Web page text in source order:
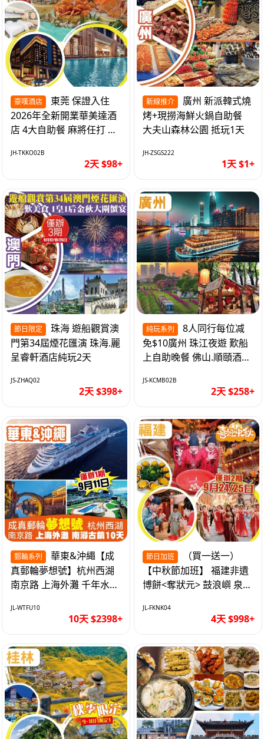
豪嘆酒店
2026年全新開業華美達酒
店 4大自助餐 麻將任打 抵
JH-TKKO02B
2天 $98+
新線推介
烤+現撈海鮮火鍋自助餐
大夫山森林公園 抵玩1天
JH-ZSGS222
1天 $1+
節日限定
門第34屆煙花匯演 珠海.麗
呈睿軒酒店純玩2天
JS-ZHAQ02
2天 $398+
純玩系列
免$10廣州 珠江夜遊 歎船
上自助晚餐 佛山.順頤酒店
JS-KCMB02B
2天 $258+
郵輪系列
真郵輪夢想號】杭州西湖
南京路 上海外灘 千年水鄉
自費10天
JL-WTFU10
10天 $2398+
節日加班
【中秋節加班】 福建非遺
博餅<奪狀元> 鼓浪嶼 泉州
車超值4天
JL-FKNK04
4天 $998+